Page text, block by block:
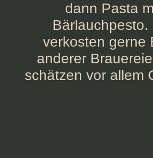
dann Pasta
Bärlauchpesto.
verkosten gerne
anderer
schätzen vor allem